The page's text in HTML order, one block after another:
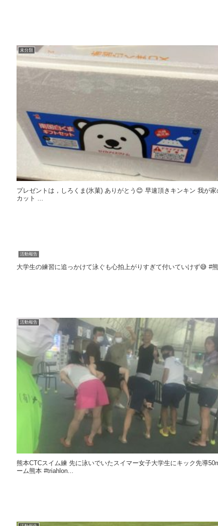
未分類
プレゼントは，しろくま(氷菓) ありがとう😊 早速頂きキンキン 我が家のカーポート
カット ...
活動報告
活動報告
熊本CTCスイム練 先に泳いでいたスイマー女子大学生にキック先導50mx4本
ーム熊本 #triahlon...